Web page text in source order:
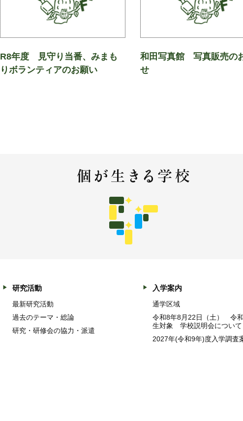
R8年度 見守り当番、みまも
りボランティアのお願い
和田写真館 写真販売の
せ
研究活動
最新研究活動
過去のテーマ・総論
研究・研修会の協力・派遣
入学案内
通学区域
令和8年8月22日（土） 令
生対象 学校説明会について
2027年(令和9年)度入学調査